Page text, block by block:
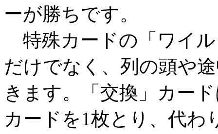
ーが勝ちです。
特殊カードの「ワイ
だけでなく、列の頭や
きます。「交換」カー
カードを1枚とり、代わ